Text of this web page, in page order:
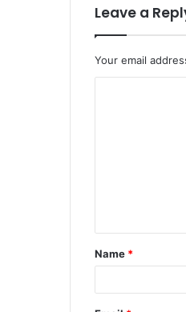
Leave a
Your email
t
*
Name *